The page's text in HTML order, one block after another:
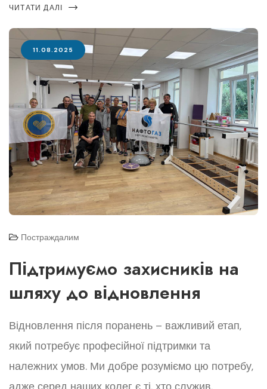
ЧИТАТИ ДАЛІ
11.08.2025
Постраждалим
Підтримуємо захисників на
шляху до відновлення
Відновлення після поранень – важливий етап,
який потребує професійної підтримки та
належних умов. Ми добре розуміємо цю потребу,